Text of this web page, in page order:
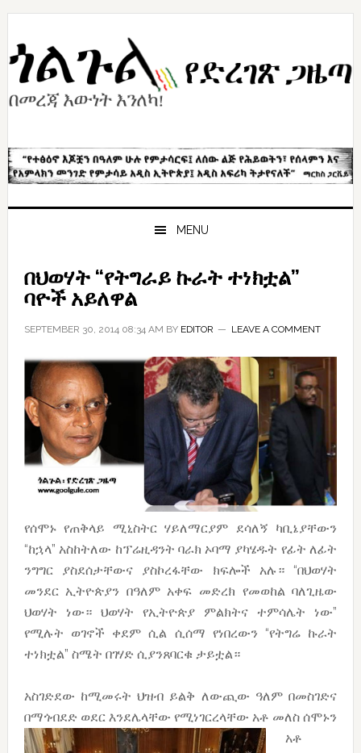
Skip
primary
navigation
Skip
content
Skip
primary
sidebar
MENU
በህወሃት “የትግራይ ኩራት ተነክቷል”
ባዮች አይለዋል
SEPTEMBER 30, 2014 08:34 AM BY EDITOR LEAVE A COMMENT
የሰሞኑ የጠቅላይ ሚኒስትር ሃይለማርያም ደሳለኝ ካቢኔያቸውን
“ከኋላ” አስከትለው ከፕሬዚዳንት ባራክ ኦባማ ያካሄዱት የፊት ለፊት
ንግግር ያስደሰታቸውና ያስኮረፋቸው ክፍሎች አሉ። “በህወሃት
መንደር ኢትዮጵያን በዓለም አቀፍ መድረክ የመወከል ባለጊዜው
ህወሃት ነው። ህወሃት የኢትዮጵያ ምልክትና ተምሳሌት ነው”
የሚሉት ወገኖች ቀደም ሲል ሲሰማ የነበረውን “የትግሬ ኩራት
ተነክቷል” ስሜት በገሃድ ሲያንጸባርቁ ታይቷል።
አስገድደው ከሚመሩት ህዝብ ይልቅ ለውጪው ዓለም በመስገድና
በማጎብደድ ወደር እንደሌላቸው የሚነገርረላቸው አቶ መለስሰሞኑን
አቶ